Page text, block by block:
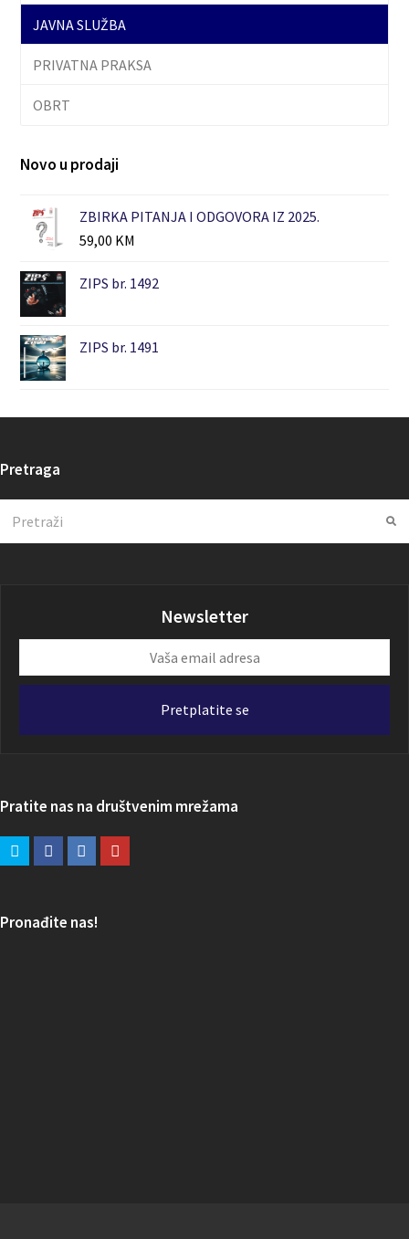
JAVNA SLUŽBA
PRIVATNA PRAKSA
OBRT
Novo u prodaji
ZBIRKA PITANJA I ODGOVORA IZ 2025.
59,00 KM
ZIPS br. 1492
ZIPS br. 1491
Pretraga
Newsletter
email
Pretplatite se
Pratite nas na društvenim mrežama
Pronađite nas!